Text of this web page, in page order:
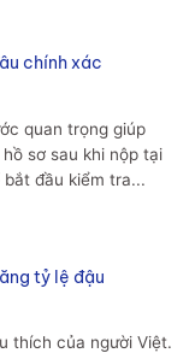
chính xác
quan trọng giúp
sơ sau khi nộp tại
đầu kiểm tra...
tỷ lệ đậu
thích của người Việt.